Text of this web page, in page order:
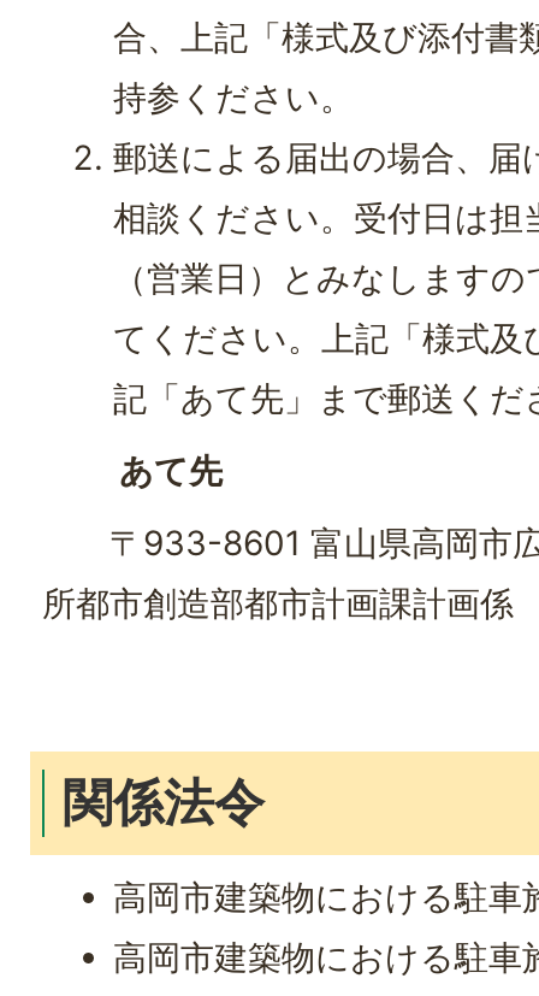
合、上記「様式及び添付書
持参ください。
郵送による届出の場合、届
相談ください。受付日は担
（営業日）とみなします
てください。上記「様式及
記「あて先」まで郵送くだ
あて先
〒933-8601 富山県高岡市
所都市創造部都市計画課計画係
関係法令
高岡市建築物における駐車
高岡市建築物における駐車